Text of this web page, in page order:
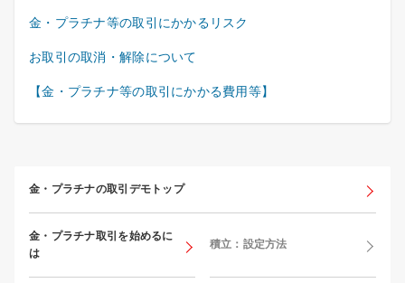
金・プラチナ等の取引にかかるリスク
お取引の取消・解除について
【金・プラチナ等の取引にかかる費用等】
金・プラチナの取引デモトップ
金・プラチナ取引を始めるに
は
積立：設定方法